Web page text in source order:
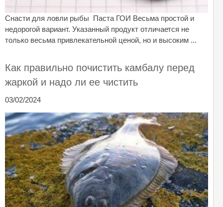
Снасти для ловли рыбы Паста ГОИ Весьма простой и
недорогой вариант. Указанный продукт отличается не
только весьма привлекательной ценой, но и высоким ...
Как правильно почистить камбалу перед
жаркой и надо ли ее чистить
03/02/2024